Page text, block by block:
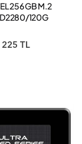
256 GB M.2
120G
225 TL